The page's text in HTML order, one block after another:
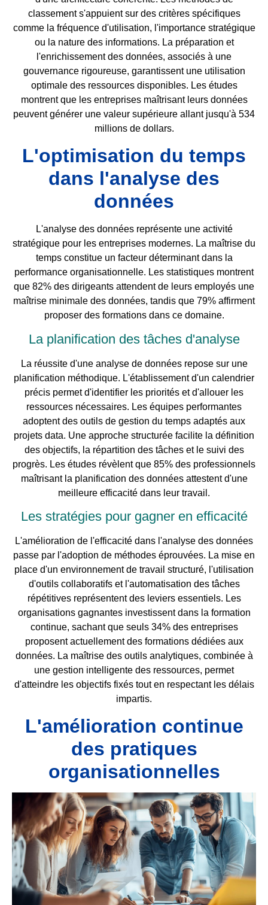
classement s'appuient sur des critères spécifiques
comme la fréquence d'utilisation, l'importance stratégique
ou la nature des informations. La préparation et
l'enrichissement des données, associés à une
gouvernance rigoureuse, garantissent une utilisation
optimale des ressources disponibles. Les études
montrent que les entreprises maîtrisant leurs données
peuvent générer une valeur supérieure allant jusqu'à 534
millions de dollars.
L'optimisation du temps
dans l'analyse des
données
L'analyse des données représente une activité
stratégique pour les entreprises modernes. La maîtrise du
temps constitue un facteur déterminant dans la
performance organisationnelle. Les statistiques montrent
que 82% des dirigeants attendent de leurs employés une
maîtrise minimale des données, tandis que 79% affirment
proposer des formations dans ce domaine.
La planification des tâches d'analyse
La réussite d'une analyse de données repose sur une
planification méthodique. L'établissement d'un calendrier
précis permet d'identifier les priorités et d'allouer les
ressources nécessaires. Les équipes performantes
adoptent des outils de gestion du temps adaptés aux
projets data. Une approche structurée facilite la définition
des objectifs, la répartition des tâches et le suivi des
progrès. Les études révèlent que 85% des professionnels
maîtrisant la planification des données attestent d'une
meilleure efficacité dans leur travail.
Les stratégies pour gagner en efficacité
L'amélioration de l'efficacité dans l'analyse des données
passe par l'adoption de méthodes éprouvées. La mise en
place d'un environnement de travail structuré, l'utilisation
d'outils collaboratifs et l'automatisation des tâches
répétitives représentent des leviers essentiels. Les
organisations gagnantes investissent dans la formation
continue, sachant que seuls 34% des entreprises
proposent actuellement des formations dédiées aux
données. La maîtrise des outils analytiques, combinée à
une gestion intelligente des ressources, permet
d'atteindre les objectifs fixés tout en respectant les délais
impartis.
L'amélioration continue
des pratiques
organisationnelles